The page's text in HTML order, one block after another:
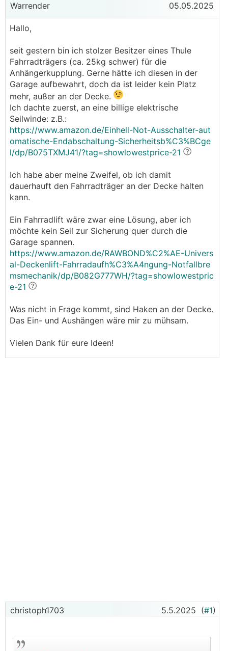
Warrender 05.05.2025
Hallo,
seit gestern bin ich stolzer Besitzer eines Thule
Fahrradträgers (ca. 25kg schwer) für die
Anhängerkupplung. Gerne hätte ich diesen in der
Garage aufbewahrt, doch da ist leider kein Platz
mehr, außer an der Decke.
Ich dachte zuerst, an eine billige elektrische
Seilwinde: z.B.:
https://www.amazon.de/Einhell-Not-Ausschalter-aut
omatische-Endabschaltung-Sicherheitsb%C3%BCge
l/dp/B075TXMJ41/?tag=showlowestprice-21
Ich habe aber meine Zweifel, ob ich damit
dauerhauft den Fahrradträger an der Decke halten
kann.
Ein Fahrradlift wäre zwar eine Lösung, aber ich
möchte kein Seil zur Sicherung quer durch die
Garage spannen.
https://www.amazon.de/RAWBOND%C2%AE-Univers
al-Deckenlift-Fahrradaufh%C3%A4ngung-Notfallbre
msmechanik/dp/B082G777WH/?tag=showlowestpric
e-21
Was nicht in Frage kommt, sind Haken an der Decke.
Das Ein- und Aushängen wäre mir zu mühsam.
Vielen Dank für eure Ideen!
christoph1703 5.5.2025 (#1)